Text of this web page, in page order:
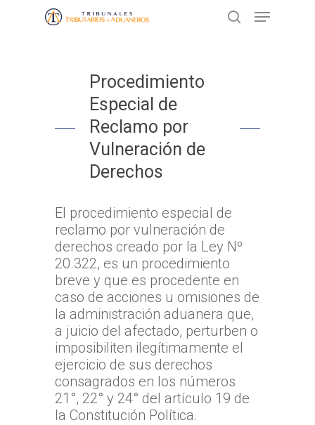
Presione ENTER para buscar o ESC
para cerrar
Procedimiento
Especial de
Reclamo por
Vulneración de
Derechos
El procedimiento especial de
reclamo por vulneración de
derechos creado por la Ley Nº
20.322, es un procedimiento
breve y que es procedente en
caso de acciones u omisiones de
la administración aduanera que,
a juicio del afectado, perturben o
imposibiliten ilegítimamente el
ejercicio de sus derechos
consagrados en los números
21°, 22° y 24° del artículo 19 de
la Constitución Política.